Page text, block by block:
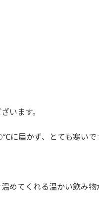
います。
に届かず、とても寒いで
めてくれる温かい飲み物